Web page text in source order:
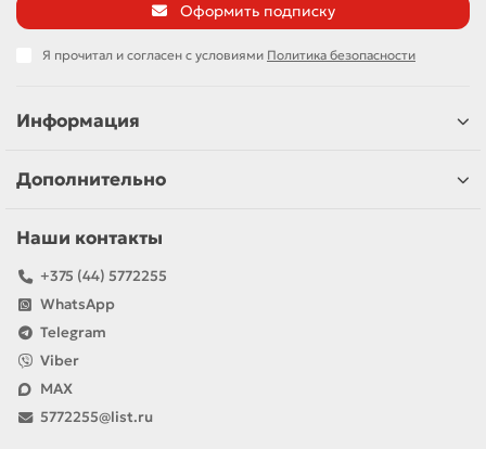
Оформить подписку
Я прочитал и согласен с условиями Политика безопасности
Информация
Дополнительно
Наши контакты
+375 (44) 5772255
WhatsApp
Telegram
Viber
MAX
5772255@list.ru